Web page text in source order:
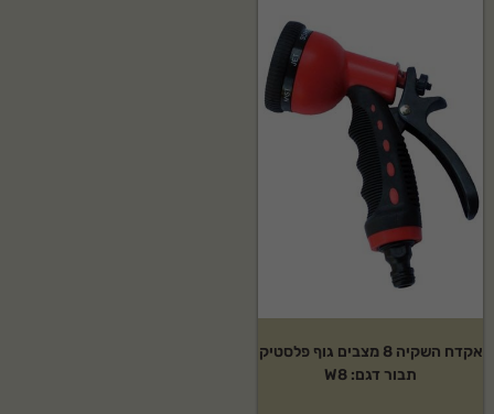
אקדח השקיה 8 מצבים גוף פלסטיק
תבור דגם: W8